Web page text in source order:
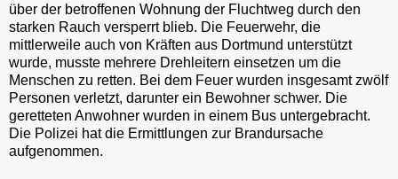
über der betroffenen Wohnung der Fluchtweg durch den
starken Rauch versperrt blieb. Die Feuerwehr, die
mittlerweile auch von Kräften aus Dortmund unterstützt
wurde, musste mehrere Drehleitern einsetzen um die
Menschen zu retten. Bei dem Feuer wurden insgesamt zwölf
Personen verletzt, darunter ein Bewohner schwer. Die
geretteten Anwohner wurden in einem Bus untergebracht.
Die Polizei hat die Ermittlungen zur Brandursache
aufgenommen.